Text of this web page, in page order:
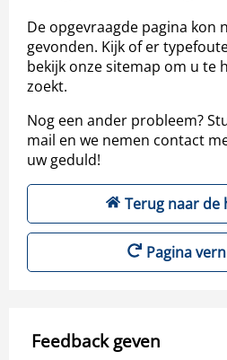
De opgevraagde pagina kon
gevonden. Kijk of er
bekijk onze sitemap om u te
zoekt.
Nog een ander probleem?
mail en we nemen contact
uw geduld!
Terug naar de
Pagina
Feedback geven